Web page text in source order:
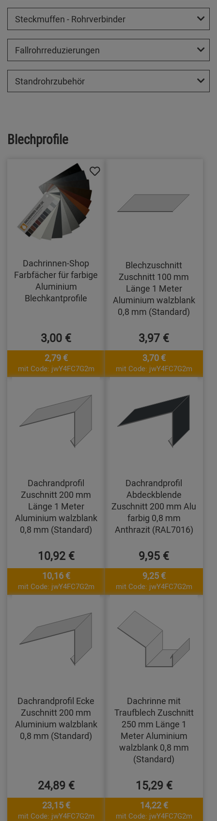
Steckmuffen - Rohrverbinder
Fallrohrreduzierungen
Standrohrzubehör
Blechprofile
Dachrinnen-Shop
Farbfächer für farbige
Aluminium
Blechkantprofile
3,00 €
2,79 €
mit Code: jwY4FC7G2m
Blechzuschnitt
Zuschnitt 100 mm
Länge 1 Meter
Aluminium walzblank
0,8 mm (Standard)
3,97 €
3,70 €
mit Code: jwY4FC7G2m
Dachrandprofil
Zuschnitt 200 mm
Länge 1 Meter
Aluminium walzblank
0,8 mm (Standard)
10,92 €
10,16 €
mit Code: jwY4FC7G2m
Dachrandprofil
Abdeckblende
Zuschnitt 200 mm Alu
farbig 0,8 mm
Anthrazit (RAL7016)
9,95 €
9,25 €
mit Code: jwY4FC7G2m
Dachrandprofil Ecke
Zuschnitt 200 mm
Aluminium walzblank
0,8 mm (Standard)
24,89 €
23,15 €
mit Code: jwY4FC7G2m
Dachrinne mit
Traufblech Zuschnitt
250 mm Länge 1
Meter Aluminium
walzblank 0,8 mm
(Standard)
15,29 €
14,22 €
mit Code: jwY4FC7G2m